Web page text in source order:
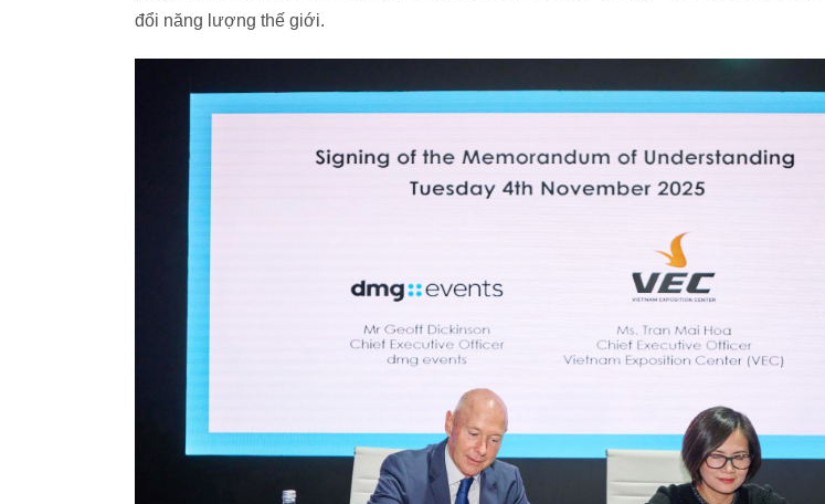
đổi năng lượng thế giới.